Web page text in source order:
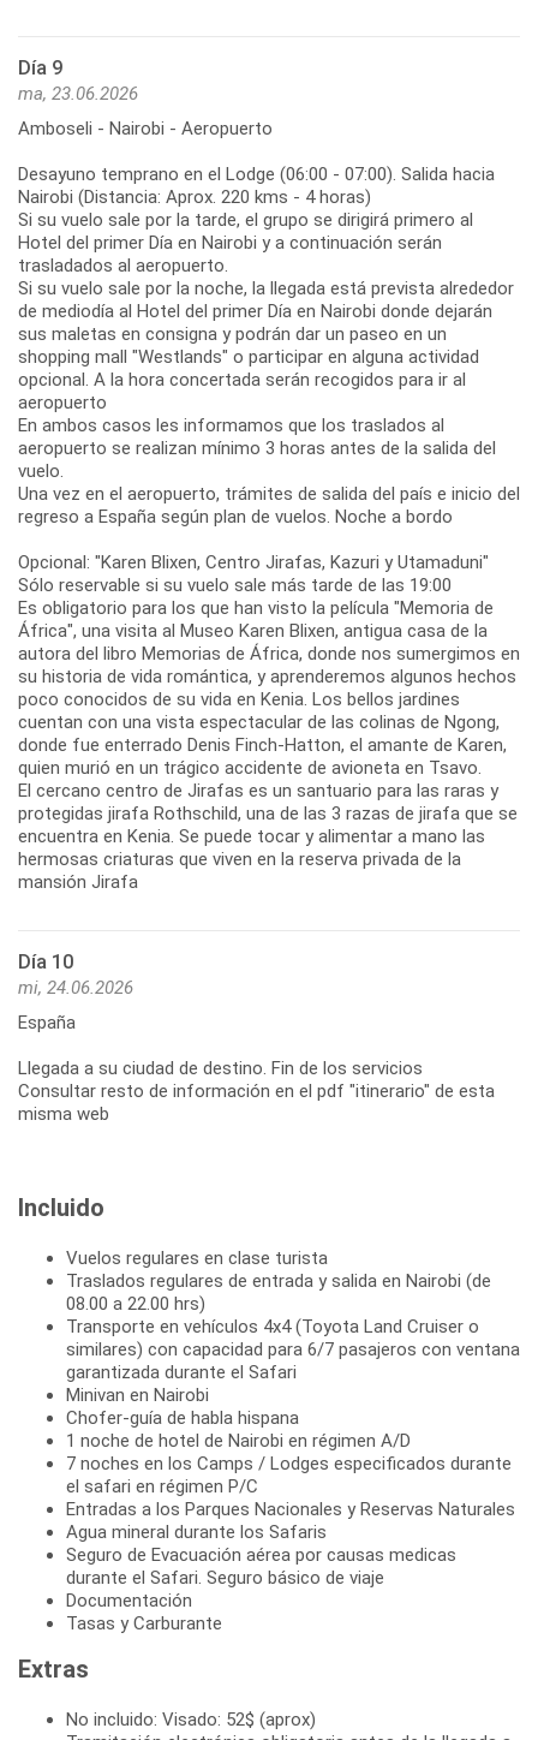
Día 9
ma, 23.06.2026
Amboseli - Nairobi - Aeropuerto
Desayuno temprano en el Lodge (06:00 - 07:00). Salida hacia
Nairobi (Distancia: Aprox. 220 kms - 4 horas)
Si su vuelo sale por la tarde, el grupo se dirigirá primero al
Hotel del primer Día en Nairobi y a continuación serán
trasladados al aeropuerto.
Si su vuelo sale por la noche, la llegada está prevista alrededor
de mediodía al Hotel del primer Día en Nairobi donde dejarán
sus maletas en consigna y podrán dar un paseo en un
shopping mall "Westlands" o participar en alguna actividad
opcional. A la hora concertada serán recogidos para ir al
aeropuerto
En ambos casos les informamos que los traslados al
aeropuerto se realizan mínimo 3 horas antes de la salida del
vuelo.
Una vez en el aeropuerto, trámites de salida del país e inicio del
regreso a España según plan de vuelos. Noche a bordo
Opcional: "Karen Blixen, Centro Jirafas, Kazuri y Utamaduni"
Sólo reservable si su vuelo sale más tarde de las 19:00
Es obligatorio para los que han visto la película "Memoria de
África", una visita al Museo Karen Blixen, antigua casa de la
autora del libro Memorias de África, donde nos sumergimos en
su historia de vida romántica, y aprenderemos algunos hechos
poco conocidos de su vida en Kenia. Los bellos jardines
cuentan con una vista espectacular de las colinas de Ngong,
donde fue enterrado Denis Finch-Hatton, el amante de Karen,
quien murió en un trágico accidente de avioneta en Tsavo.
El cercano centro de Jirafas es un santuario para las raras y
protegidas jirafa Rothschild, una de las 3 razas de jirafa que se
encuentra en Kenia. Se puede tocar y alimentar a mano las
hermosas criaturas que viven en la reserva privada de la
mansión Jirafa
Día 10
mi, 24.06.2026
España
Llegada a su ciudad de destino. Fin de los servicios
Consultar resto de información en el pdf "itinerario" de esta
misma web
Incluido
Vuelos regulares en clase turista
Traslados regulares de entrada y salida en Nairobi (de
08.00 a 22.00 hrs)
Transporte en vehículos 4x4 (Toyota Land Cruiser o
similares) con capacidad para 6/7 pasajeros con ventana
garantizada durante el Safari
Minivan en Nairobi
Chofer-guía de habla hispana
1 noche de hotel de Nairobi en régimen A/D
7 noches en los Camps / Lodges especificados durante
el safari en régimen P/C
Entradas a los Parques Nacionales y Reservas Naturales
Agua mineral durante los Safaris
Seguro de Evacuación aérea por causas medicas
durante el Safari. Seguro básico de viaje
Documentación
Tasas y Carburante
Extras
No incluido: Visado: 52$ (aprox)